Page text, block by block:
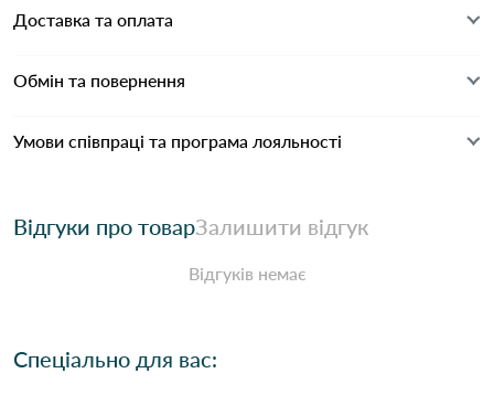
Доставка та оплата
Обмін та повернення
Умови співпраці та програма лояльності
Відгуки про товарЗалишити відгук
Відгуків немає
Спеціально для вас: